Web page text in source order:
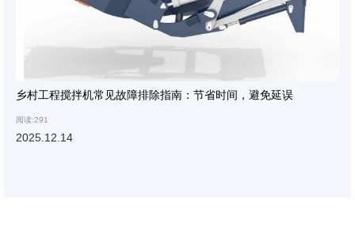
乡村工程搅拌机常见故障排除指南：节省时间，避免延误
阅读:291
2025.12.14